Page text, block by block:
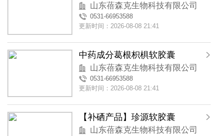
山东蓓森克生物科技有限公司
0531-66953588
更新时间：2026-08-08 21:41
中药成分葛根枳椇软胶囊
山东蓓森克生物科技有限公司
0531-66953588
更新时间：2026-08-08 21:41
【补硒产品】珍源软胶囊
山东蓓森克生物科技有限公司